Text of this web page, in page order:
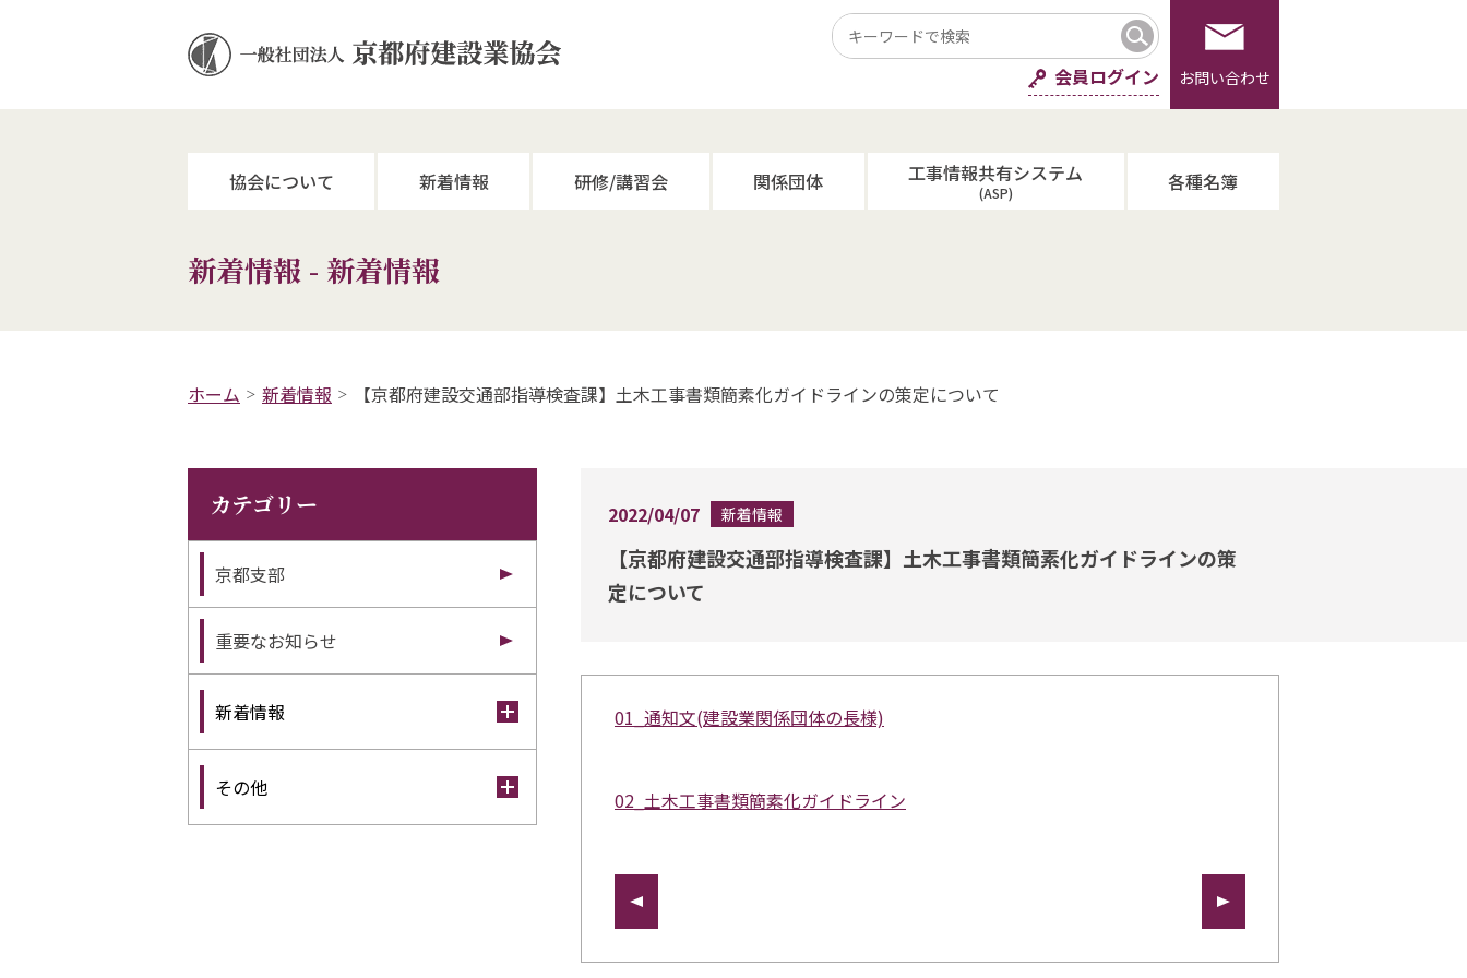
会員ログイン お問い合わせ
協会について 新着情報 研修/講習会 関係団体 工事情報共有システム
(ASP) 各種名簿
新着情報 - 新着情報
ホーム 新着情報 【京都府建設交通部指導検査課】土木工事書類簡素化ガイドラインの策定について
2022/04/07 新着情報
【京都府建設交通部指導検査課】土木工事書類簡素化ガイドラインの策
定について
01_通知文(建設業関係団体の長様)
02_土木工事書類簡素化ガイドライン
カテゴリー
京都支部
重要なお知らせ
新着情報
その他